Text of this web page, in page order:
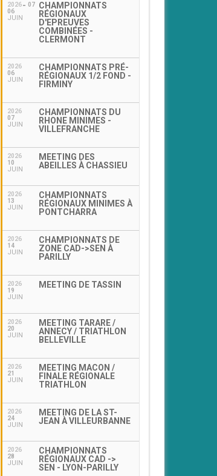
2026
06
JUIN
07
CHAMPIONNATS
RÉGIONAUX
D'EPREUVES
COMBINÉES -
CLERMONT
2026
06
JUIN
CHAMPIONNATS PRÉ-
RÉGIONAUX 1/2 FOND -
FIRMINY
2026
07
JUIN
CHAMPIONNATS DU
RHONE MINIMES -
VILLEFRANCHE
2026
10
JUIN
MEETING DES
ABEILLES À CHASSIEU
2026
13
JUIN
CHAMPIONNATS
RÉGIONAUX MINIMES À
PONTCHARRA
2026
14
JUIN
CHAMPIONNATS DE
ZONE CAD->SEN À
PARILLY
2026
19
JUIN
MEETING DE TASSIN
2026
20
JUIN
MEETING TARARE /
ANNECY / TRIATHLON
BELLEVILLE
2026
21
JUIN
MEETING MACON /
FINALE RÉGIONALE
TRIATHLON
2026
24
JUIN
MEETING DE LA ST-
JEAN À VILLEURBANNE
2026
28
JUIN
CHAMPIONNATS
RÉGIONAUX CAD ->
SEN - LYON-PARILLY